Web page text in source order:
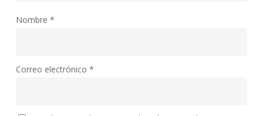
Nombre *
Correo electrónico *